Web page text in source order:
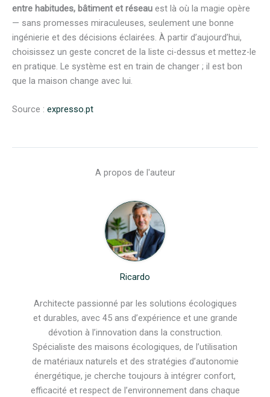
entre habitudes, bâtiment et réseau est là où la magie opère
— sans promesses miraculeuses, seulement une bonne
ingénierie et des décisions éclairées. À partir d’aujourd’hui,
choisissez un geste concret de la liste ci-dessus et mettez-le
en pratique. Le système est en train de changer ; il est bon
que la maison change avec lui.
Source : expresso.pt
A propos de l'auteur
Ricardo
Architecte passionné par les solutions écologiques
et durables, avec 45 ans d’expérience et une grande
dévotion à l’innovation dans la construction.
Spécialiste des maisons écologiques, de l’utilisation
de matériaux naturels et des stratégies d’autonomie
énergétique, je cherche toujours à intégrer confort,
efficacité et respect de l’environnement dans chaque